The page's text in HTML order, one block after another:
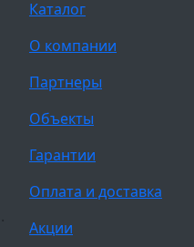
Каталог
О компании
Партнеры
Объекты
Гарантии
Оплата и доставка
Акции